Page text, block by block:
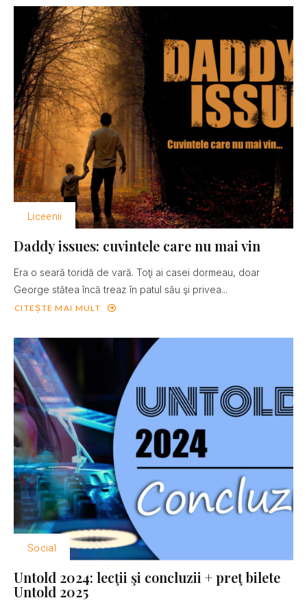
Liceenii
Daddy issues: cuvintele care nu mai vin
Era o seară toridă de vară. Toţi ai casei dormeau, doar
George stătea încă treaz în patul său şi privea...
CITEȘTE MAI MULT
Social
Untold 2024: lecţii şi concluzii + preţ bilete
Untold 2025